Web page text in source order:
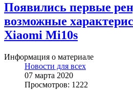
Появились первые
возможные
Xiaomi Mi10s
Информация о материале
Новости для всех
07 марта 2020
Просмотров: 1222